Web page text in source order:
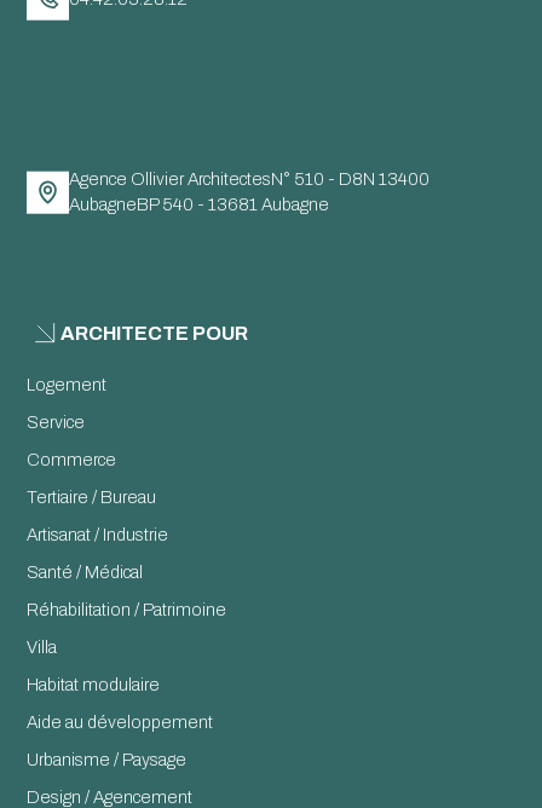
Agence Ollivier ArchitectesN° 510 - D8N 13400
AubagneBP 540 - 13681 Aubagne
ARCHITECTE POUR
Logement
Service
Commerce
Tertiaire / Bureau
Artisanat / Industrie
Santé / Médical
Réhabilitation / Patrimoine
Villa
Habitat modulaire
Aide au développement
Urbanisme / Paysage
Design / Agencement